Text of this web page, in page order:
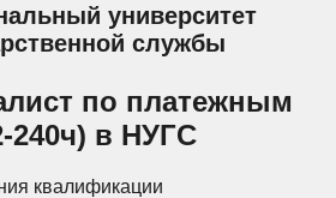
университет
службы
по платежным
240ч) в НУГС
квалификации